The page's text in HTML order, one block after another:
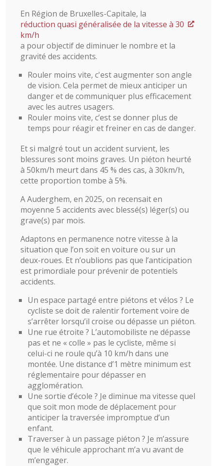
En Région de Bruxelles-Capitale, la
réduction quasi généralisée de la vitesse à 30
km/h
a pour objectif de diminuer le nombre et la
gravité des accidents.
Rouler moins vite, c'est augmenter son angle
de vision. Cela permet de mieux anticiper un
danger et de communiquer plus efficacement
avec les autres usagers.
Rouler moins vite, c’est se donner plus de
temps pour réagir et freiner en cas de danger.
Et si malgré tout un accident survient, les
blessures sont moins graves. Un piéton heurté
à 50km/h meurt dans 45 % des cas, à 30km/h,
cette proportion tombe à 5%.
A Auderghem, en 2025, on recensait en
moyenne 5 accidents avec blessé(s) léger(s) ou
grave(s) par mois.
Adaptons en permanence notre vitesse à la
situation que l’on soit en voiture ou sur un
deux-roues. Et n’oublions pas que l’anticipation
est primordiale pour prévenir de potentiels
accidents.
Un espace partagé entre piétons et vélos ? Le
cycliste se doit de ralentir fortement voire de
s’arrêter lorsqu’il croise ou dépasse un piéton.
Une rue étroite ? L’automobiliste ne dépasse
pas et ne « colle » pas le cycliste, même si
celui-ci ne roule qu’à 10 km/h dans une
montée. Une distance d’1 mètre minimum est
réglementaire pour dépasser en
agglomération.
Une sortie d’école ? Je diminue ma vitesse quel
que soit mon mode de déplacement pour
anticiper la traversée impromptue d’un
enfant.
Traverser à un passage piéton ? Je m’assure
que le véhicule approchant m’a vu avant de
m’engager.